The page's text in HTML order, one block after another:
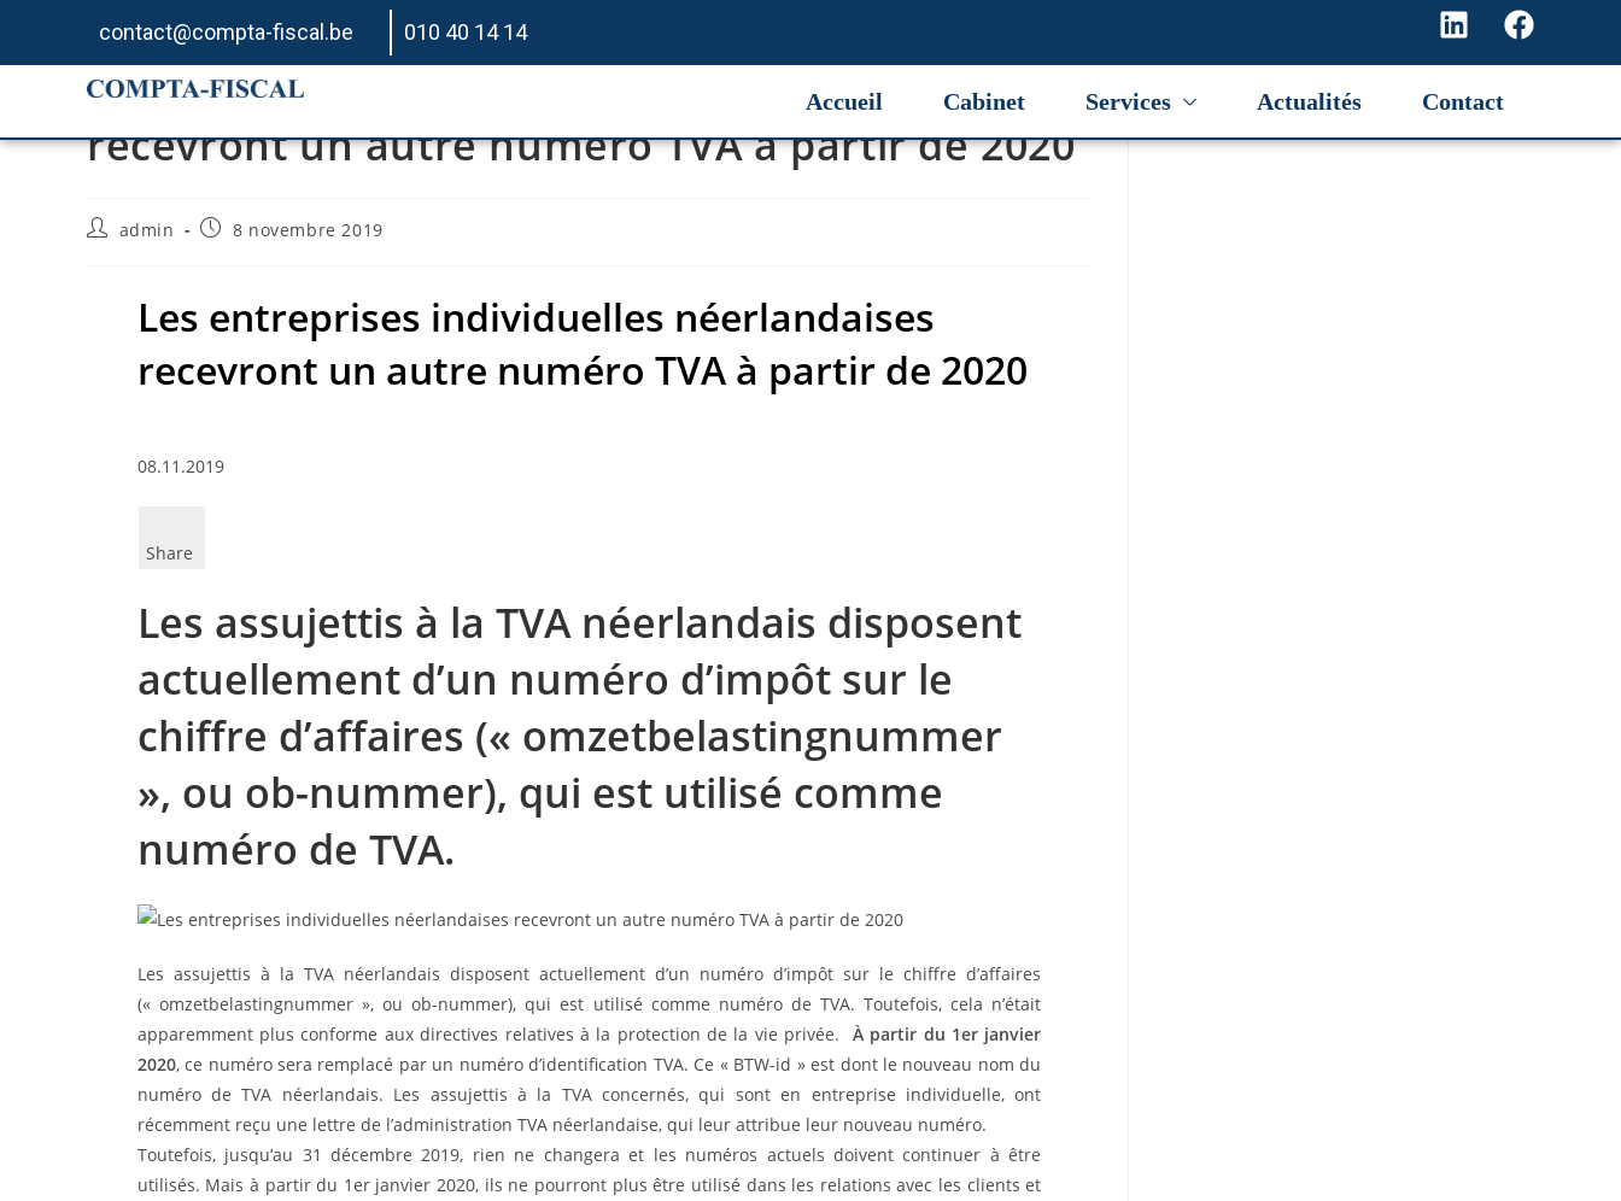
contact@compta-fiscal.be 010 40 14 14
Accueil Cabinet Services Actualités Contact
Les entreprises individuelles néerlandaises
recevront un autre numéro TVA à partir de 2020
admin 8 novembre 2019
Les entreprises individuelles néerlandaises
recevront un autre numéro TVA à partir de 2020
08.11.2019
Share
Les assujettis à la TVA néerlandais disposent
actuellement d’un numéro d’impôt sur le
chiffre d’affaires (« omzetbelastingnummer
», ou ob-nummer), qui est utilisé comme
numéro de TVA.
Les assujettis à la TVA néerlandais disposent actuellement d’un numéro d’impôt sur le chiffre d’affaires
(« omzetbelastingnummer », ou ob-nummer), qui est utilisé comme numéro de TVA. Toutefois, cela n’était
apparemment plus conforme aux directives relatives à la protection de la vie privée.
À partir du 1er janvier
2020, ce numéro sera remplacé par un numéro d’identification TVA. Ce « BTW-id » est dont le nouveau nom du
numéro de TVA néerlandais. Les assujettis à la TVA concernés, qui sont en entreprise individuelle, ont
récemment reçu une lettre de l’administration TVA néerlandaise, qui leur attribue leur nouveau numéro.
Toutefois, jusqu’au 31 décembre 2019, rien ne changera et les numéros actuels doivent continuer à être
utilisés. Mais à partir du 1er janvier 2020, ils ne pourront plus être utilisé dans les relations avec les clients et